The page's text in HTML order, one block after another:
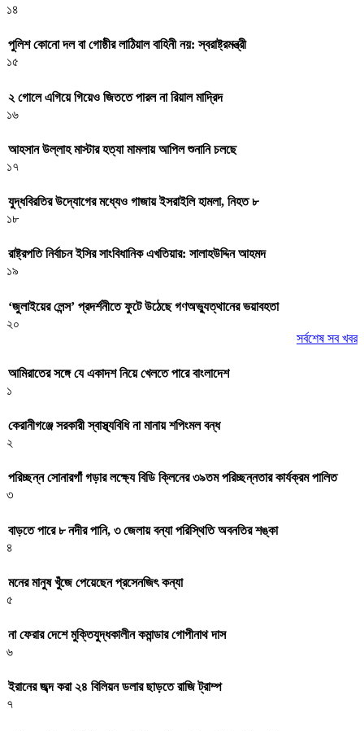
১৪
পুলিশ কোনো দল বা গোষ্ঠীর লাঠিয়াল বাহিনী নয়: স্বরাষ্ট্রমন্ত্রী
১৫
২ গোলে এগিয়ে গিয়েও জিততে পারল না রিয়াল মাদ্রিদ
১৬
আহসান উল্লাহ মাস্টার হত্যা মামলায় আপিল শুনানি চলছে
১৭
যুদ্ধবিরতির উদ্যোগের মধ্যেও গাজায় ইসরাইলি হামলা, নিহত ৮
১৮
রাষ্ট্রপতি নির্বাচন ইসির সাংবিধানিক এখতিয়ার: সালাহউদ্দিন আহমদ
১৯
‘জুলাইয়ের লেন্স’ প্রদর্শনীতে ফুটে উঠেছে গণঅভ্যুত্থানের ভয়াবহতা
২০
সর্বশেষ সব খবর
আমিরাতের সঙ্গে যে একাদশ নিয়ে খেলতে পারে বাংলাদেশ
১
কেরানীগঞ্জে সরকারী স্বাস্থ্যবিধি না মানায় শপিংমল বন্ধ
২
পরিচ্ছন্ন সোনারগাঁ গড়ার লক্ষ্যে বিডি ক্লিনের ৩৯তম পরিচ্ছন্নতার কার্যক্রম পালিত
৩
বাড়তে পারে ৮ নদীর পানি, ৩ জেলায় বন্যা পরিস্থিতি অবনতির শঙ্কা
৪
মনের মানুষ খুঁজে পেয়েছেন প্রসেনজিৎ কন্যা
৫
না ফেরার দেশে মুক্তিযুদ্ধকালীন কমান্ডার গোপীনাথ দাস
৬
ইরানের জব্দ করা ২৪ বিলিয়ন ডলার ছাড়তে রাজি ট্রাম্প
৭